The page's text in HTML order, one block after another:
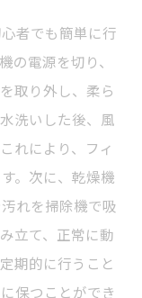
者でも簡単に行
の電源を切り、
取り外し、柔ら
洗いした後、風
れにより、フィ
。次に、乾燥機
れを掃除機で吸
立て、正常に動
期的に行うこと
保つことができ